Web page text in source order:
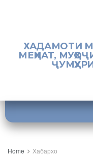
ХАДАМОТИ
МЕҲНАТ,
Home Хабархо